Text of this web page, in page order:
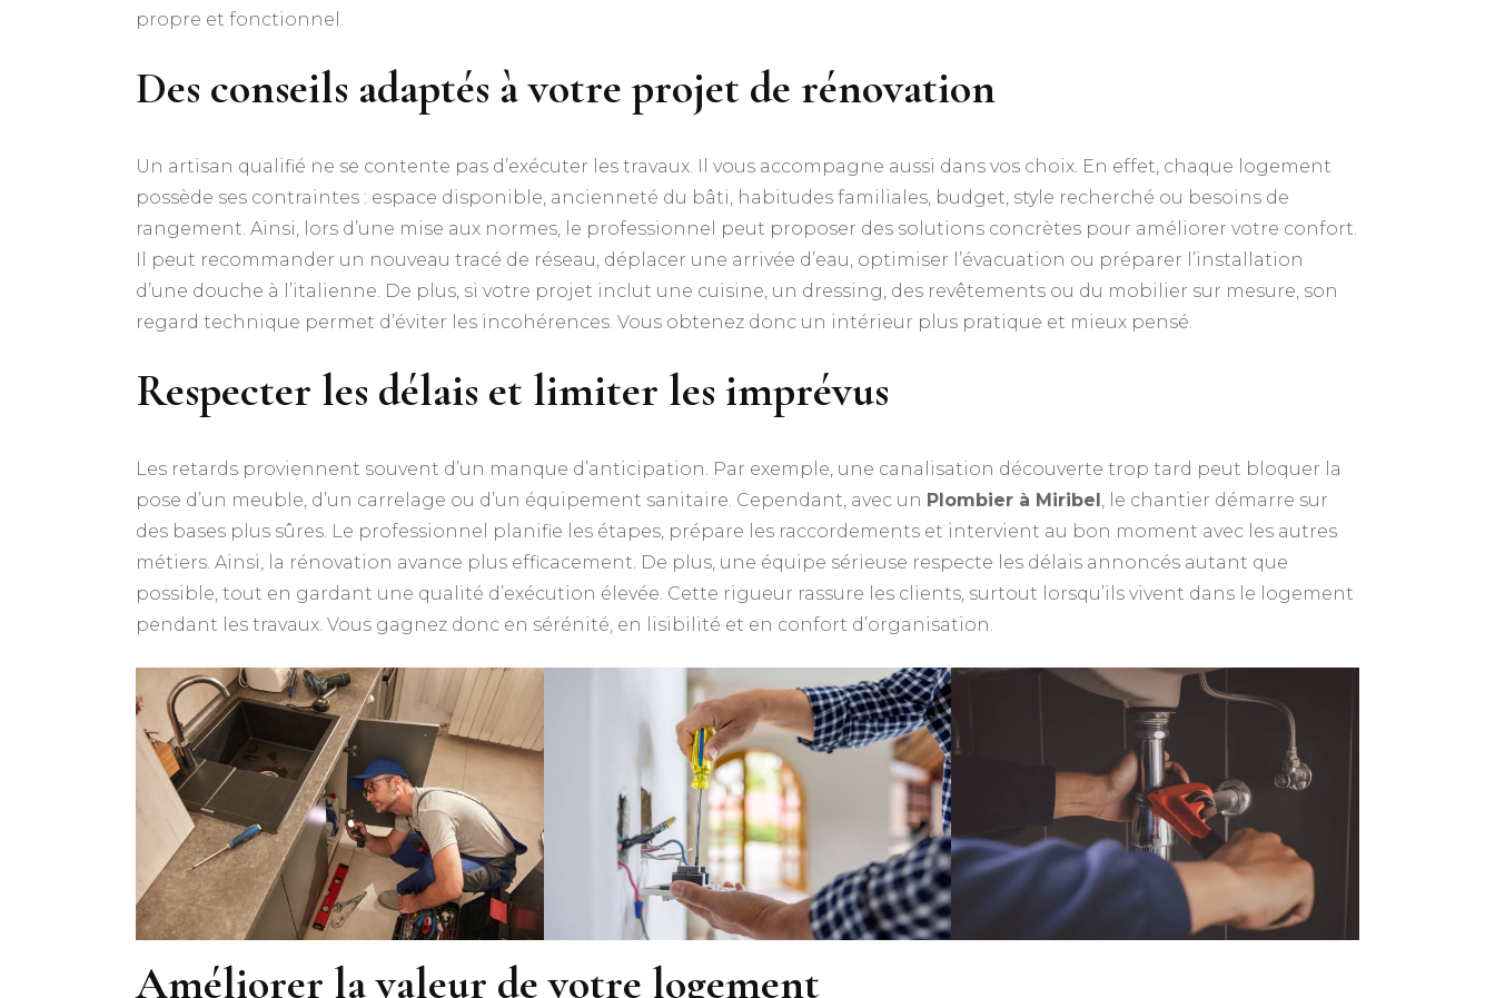
propre et fonctionnel.
Des conseils adaptés à votre projet de rénovation
Un artisan qualifié ne se contente pas d’exécuter les travaux. Il vous accompagne aussi dans vos choix. En effet, chaque logement
possède ses contraintes : espace disponible, ancienneté du bâti, habitudes familiales, budget, style recherché ou besoins de
rangement. Ainsi, lors d’une mise aux normes, le professionnel peut proposer des solutions concrètes pour améliorer votre confort.
Il peut recommander un nouveau tracé de réseau, déplacer une arrivée d’eau, optimiser l’évacuation ou préparer l’installation
d’une douche à l’italienne. De plus, si votre projet inclut une cuisine, un dressing, des revêtements ou du mobilier sur mesure, son
regard technique permet d’éviter les incohérences. Vous obtenez donc un intérieur plus pratique et mieux pensé.
Respecter les délais et limiter les imprévus
Les retards proviennent souvent d’un manque d’anticipation. Par exemple, une canalisation découverte trop tard peut bloquer la
pose d’un meuble, d’un carrelage ou d’un équipement sanitaire. Cependant, avec un Plombier à Miribel, le chantier démarre sur
des bases plus sûres. Le professionnel planifie les étapes, prépare les raccordements et intervient au bon moment avec les autres
métiers. Ainsi, la rénovation avance plus efficacement. De plus, une équipe sérieuse respecte les délais annoncés autant que
possible, tout en gardant une qualité d’exécution élevée. Cette rigueur rassure les clients, surtout lorsqu’ils vivent dans le logement
pendant les travaux. Vous gagnez donc en sérénité, en lisibilité et en confort d’organisation.
Améliorer la valeur de votre logement